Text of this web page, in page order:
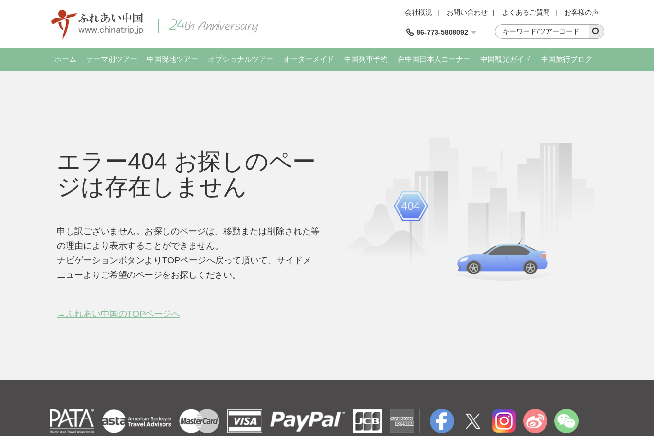
会社概況 | お問い合わせ | よくあるご質問 | お客様の声
86-773-5808092
ホーム テーマ別ツアー 中国現地ツアー オプショナルツアー オーダーメイド 中国列車予約 在中国日本人コーナー 中国観光ガイド 中国旅行ブログ
エラー404 お探しのペー
ジは存在しません
申し訳ございません。お探しのページは、移動または削除された等
の理由により表示することができません。
ナビゲーションボタンよりTOPページへ戻って頂いて、サイドメ
ニューよりご希望のページをお探しください。
→ふれあい中国のTOPページへ